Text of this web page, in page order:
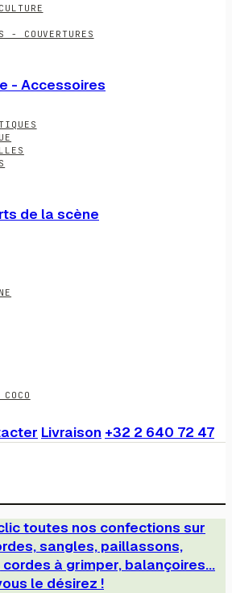
- COUVERTURES
- Accessoires
de la scène
Livraison +32 2 640 72 47
toutes nos confections sur
sangles, paillassons,
à grimper, balançoires...
le désirez !